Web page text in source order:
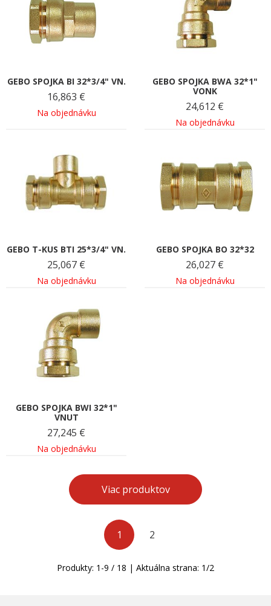
GEBO SPOJKA BI 32*3/4" VN.
16,863 €
Na objednávku
GEBO SPOJKA BWA 32*1"
VONK
24,612 €
Na objednávku
GEBO T-KUS BTI 25*3/4" VN.
25,067 €
Na objednávku
GEBO SPOJKA BO 32*32
26,027 €
Na objednávku
GEBO SPOJKA BWI 32*1"
VNUT
27,245 €
Na objednávku
Viac produktov
1 2
Produkty: 1 -9 / 18 | Aktuálna strana: 1/2